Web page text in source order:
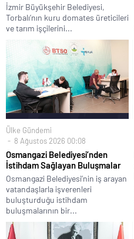
İzmir Büyükşehir Belediyesi,
Torbalı’nın kuru domates üreticileri
ve tarım işçilerini...
Ülke Gündemi
8 Ağustos 2026 00:08
Osmangazi Belediyesi’nden
İstihdam Sağlayan Buluşmalar
Osmangazi Belediyesi’nin iş arayan
vatandaşlarla işverenleri
buluşturduğu istihdam
buluşmalarının bir...